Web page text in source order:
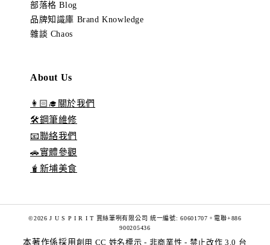
部落格 Blog
品牌知識庫 Brand Knowledge
雜談 Chaos
About Us
👩🏻‍🎓關於我們
🛠️鋼筆維修
📧聯絡我們
🚗實體參觀
🧋新埔美食
©2026 J U S P I R I T 賈絲筆咧有限公司 統一編號: 60601707。電聯+886
900205436
本著作係採用 創用 CC 姓名標示 - 非商業性 - 禁止改作 3.0 台